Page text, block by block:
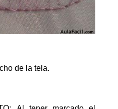
de la tela.